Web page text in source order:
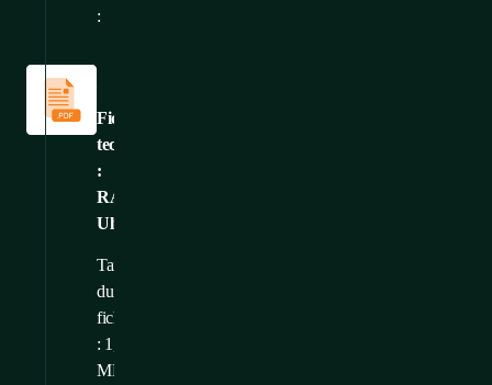
:
Fiche
technique
:
RAMOS
Ultra
Fiches
techniques
Taille
du
fichier
: 1,85
MB